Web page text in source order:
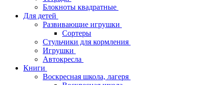
Блокноты квадратные
Для детей
Развивающие игрушки
Сортеры
Стульчики для кормления
Игрушки
Автокресла
Книги
Воскресная школа, лагеря